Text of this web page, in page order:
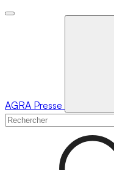
AGRA Presse